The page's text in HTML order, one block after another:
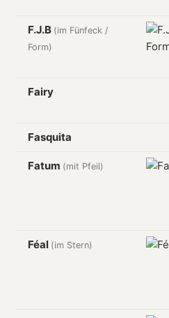
F.J.B (im Fünfeck /
Form)
Fairy
Fasquita
Fatum (mit Pfeil)
Féal (im Stern)